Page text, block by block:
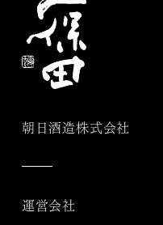
朝日酒造株式会社
運営会社